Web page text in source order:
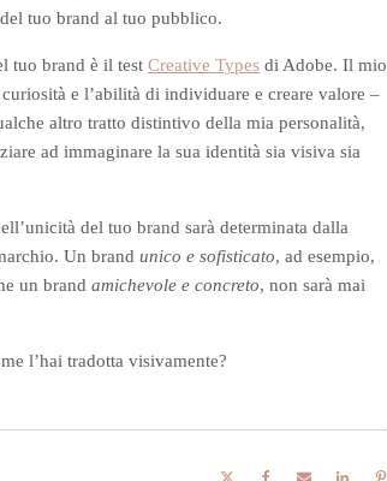
tuo brand al tuo pubblico.
tuo brand è il test Creative Types di Adobe. Il mio
e l’abilità di individuare e creare valore –
altro tratto distintivo della mia personalità,
ad immaginare la sua identità sia visiva sia
del tuo brand sarà determinata dalla
Un brand unico e sofisticato, ad esempio,
un brand amichevole e concreto, non sarà mai
l’hai tradotta visivamente?